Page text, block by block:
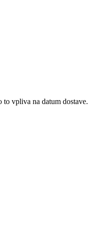
to vpliva na datum dostave.